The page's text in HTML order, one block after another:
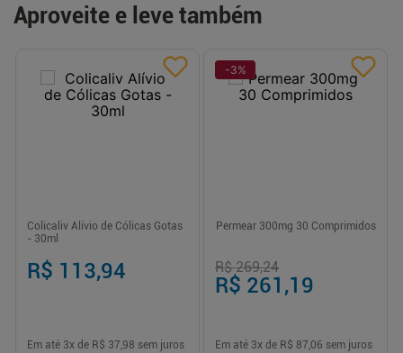
Aproveite e leve também
Colicaliv Alívio de Cólicas Gotas
- 30ml
R$ 113,94
Em até 3x de R$ 37,98 sem juros
-3%
Permear 300mg 30 Comprimidos
R$ 269,24
R$ 261,19
Em até 3x de R$ 87,06 sem juros